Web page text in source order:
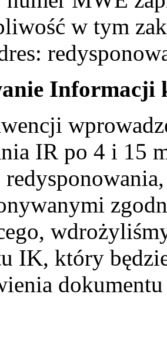
w tym
Informacji
IR po 4 i 15
IK, który